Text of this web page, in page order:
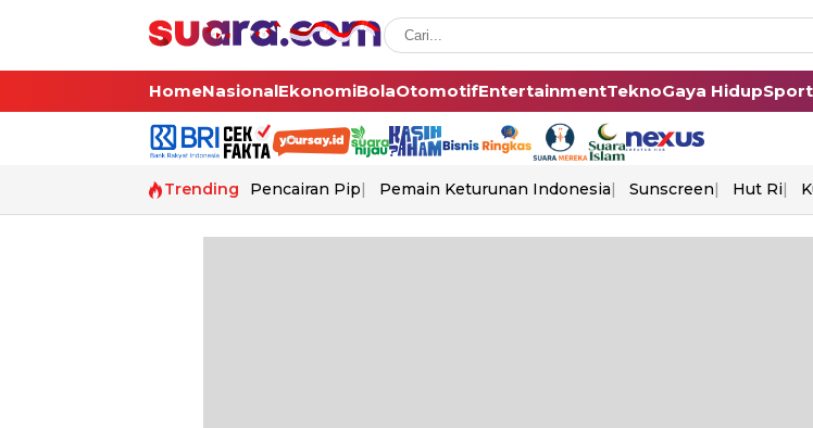
HomeNasionalEkonomiBolaOtomotifEntertainmentTeknoGaya HidupSport
Trending Pencairan Pip Pemain Keturunan Indonesia Sunscreen Hut Ri